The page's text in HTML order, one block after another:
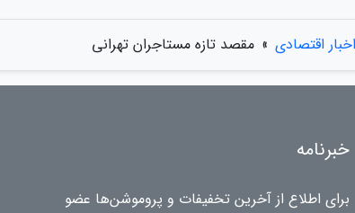
اخبار اقتصادی » مقصد تازه مستاجران تهرانی
خبرنامه
برای اطلاع از آخرین تخفیفات و پروموشن‌ها عضو